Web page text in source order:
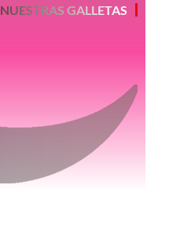
NUESTRAS GALLETAS